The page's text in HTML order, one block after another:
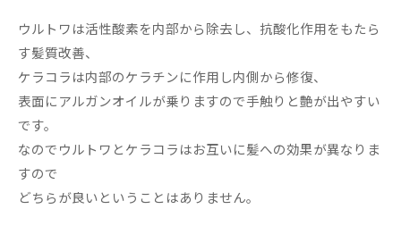
ウルトワは活性酸素を内部から除去し、抗酸化作用をもたら
す髪質改善、
ケラコラは内部のケラチンに作用し内側から修復、
表面にアルガンオイルが乗りますので手触りと艶が出やすい
です。
なのでウルトワとケラコラはお互いに髪への効果が異なりま
すので
どちらが良いということはありません。